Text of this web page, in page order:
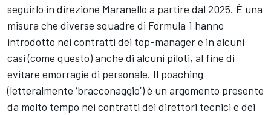
seguirlo in direzione Maranello a partire dal 2025. È una
misura che diverse squadre di Formula 1 hanno
introdotto nei contratti dei top-manager e in alcuni
casi (come questo) anche di alcuni piloti, al fine di
evitare emorragie di personale. Il poaching
(letteralmente ‘bracconaggio’) è un argomento presente
da molto tempo nei contratti dei direttori tecnici e dei